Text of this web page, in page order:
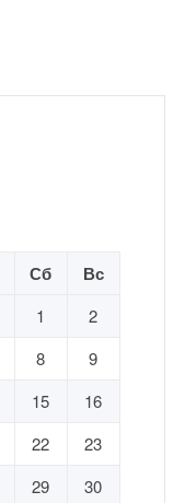
Сб Вс
1
2
8
9
15
16
22
23
29
30